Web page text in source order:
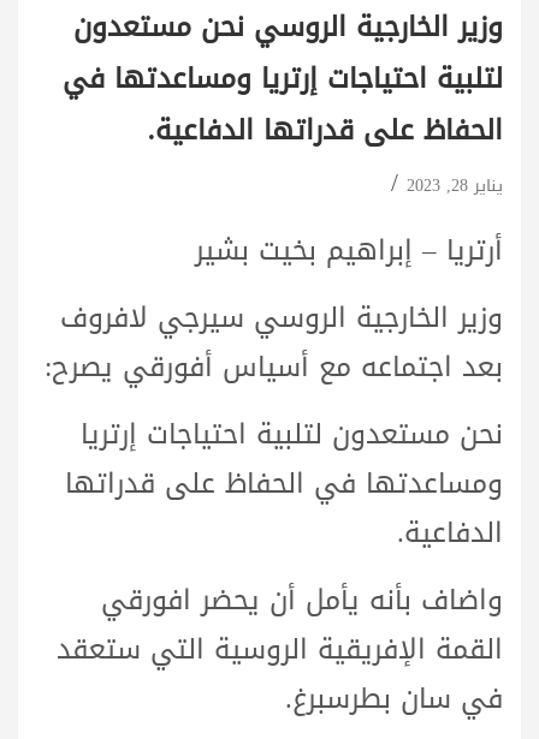
وزير الخارجية الروسي نحن مستعدون
لتلبية احتياجات إرتريا ومساعدتها في
الحفاظ على قدراتها الدفاعية.
يناير 28, 2023
أرتريا – إبراهيم بخيت بشير
وزير الخارجية الروسي سيرجي لافروف
بعد اجتماعه مع أسياس أفورقي يصرح:
نحن مستعدون لتلبية احتياجات إرتريا
ومساعدتها في الحفاظ على قدراتها
الدفاعية.
واضاف بأنه يأمل أن يحضر افورقي
القمة الإفريقية الروسية التي ستعقد
في سان بطرسبرغ.